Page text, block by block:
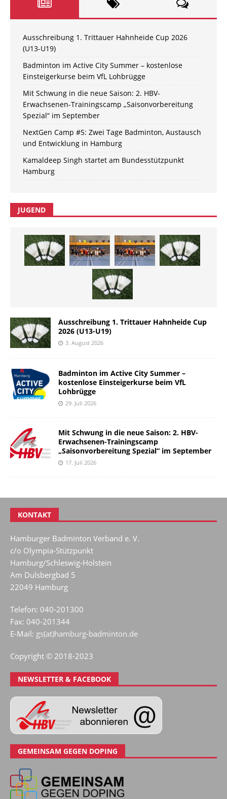
Ausschreibung 1. Trittauer Hahnheide Cup 2026
(U13-U19)
Badminton im Active City Summer – kostenlose
Einsteigerkurse beim VfL Lohbrügge
Mit Schwung in die neue Saison: 2. HBV-
Erwachsenen-Trainingscamp „Saisonvorbereitung
Spezial“ im September
NextGen Camp #5: Zwei Tage Badminton, Austausch
und Entwicklung in Hamburg
Kamaldeep Singh startet am Bundesstützpunkt
Hamburg
JUGEND
Ausschreibung 1. Trittauer Hahnheide Cup
2026 (U13-U19)
3. August 2026
Badminton im Active City Summer –
kostenlose Einsteigerkurse beim VfL
Lohbrügge
29. Juli 2026
Mit Schwung in die neue Saison: 2. HBV-
Erwachsenen-Trainingscamp
„Saisonvorbereitung Spezial“ im September
17. Juli 2026
KONTAKT
Hamburger Badminton Verband e. V.
c/o Olympia-Stützpunkt
Hamburg/Schleswig-Holstein
Am Dulsbergbad 5
22049 Hamburg
Telefon: 040-201300
Fax: 040-201344
E-Mail: gs(at)hamburg-badminton.de
Copyright © 2018-2023
NEWSLETTER & FACEBOOK
GEMEINSAM GEGEN DOPING